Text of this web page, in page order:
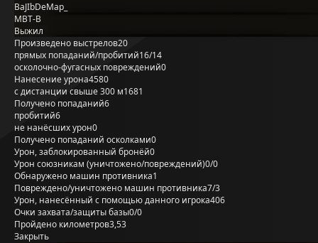
BaJIbDeMap_
MBT-B
Выжил
Произведено выстрелов20
прямых попаданий/пробитий16/14
осколочно-фугасных повреждений0
Нанесение урона4580
с дистанции свыше 300 м1681
Получено попаданий6
пробитий6
не нанёсших урон0
Получено попаданий осколками0
Урон, заблокированный бронёй0
Урон союзникам (уничтожено/повреждений)0/0
Обнаружено машин противника1
Повреждено/уничтожено машин противника7/3
Урон, нанесённый с помощью данного игрока406
Очки захвата/защиты базы0/0
Пройдено километров3,53
Закрыть